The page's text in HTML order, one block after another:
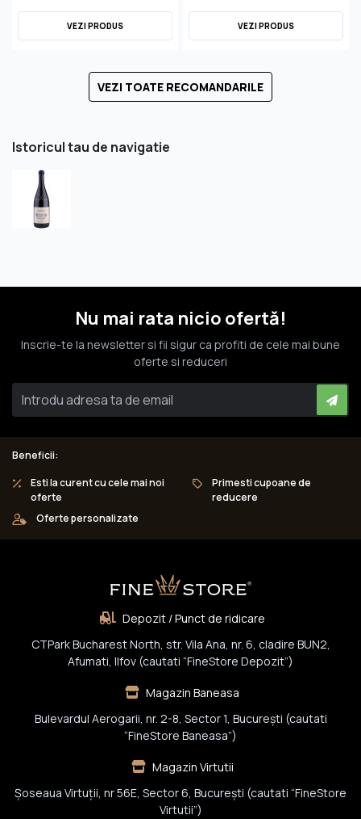
VEZI PRODUS VEZI PRODUS
VEZI TOATE RECOMANDARILE
Istoricul tau de navigatie
Nu mai rata nicio ofertă!
Inscrie-te la newsletter si fii sigur ca profiti de cele mai bune
oferte si reduceri
Beneficii:
Esti la curent cu cele mai noi
oferte
Primesti cupoane de
reducere
Oferte personalizate
Depozit / Punct de ridicare
CTPark Bucharest North, str. Vila Ana, nr. 6, cladire BUN2,
Afumati, Ilfov (cautati “FineStore Depozit”)
Magazin Baneasa
Bulevardul Aerogarii, nr. 2-8, Sector 1, Bucureşti (cautati
“FineStore Baneasa”)
Magazin Virtutii
Șoseaua Virtuții, nr 56E, Sector 6, București (cautati “FineStore
Virtutii”)